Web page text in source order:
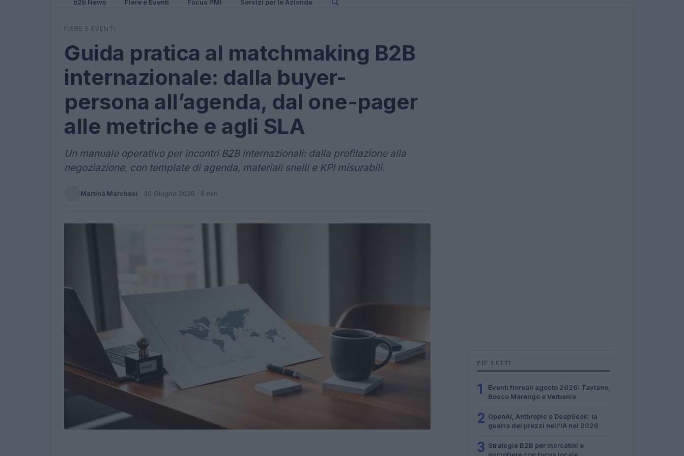
b2b News Fiere e Eventi Focus PMI Servizi per le Aziende
FIERE E EVENTI
Guida pratica al matchmaking B2B
internazionale: dalla buyer-
persona all’agenda, dal one-pager
alle metriche e agli SLA
Un manuale operativo per incontri B2B internazionali: dalla profilazione alla
negoziazione, con template di agenda, materiali snelli e KPI misurabili.
Martina Marchesi · 30 Giugno 2026 · 6 min
PIÙ LETTI
1
Eventi floreali agosto 2026: Taviano,
Bosco Marengo e Verbania
2 OpenAI, Anthropic e DeepSeek: la
guerra dei prezzi nell’IA nel 2026
3 Strategie B2B per mercatini e